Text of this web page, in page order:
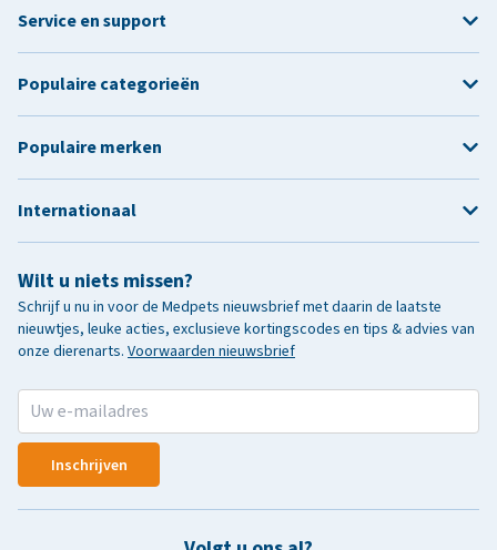
Wilt u niets missen?
Schrijf u nu in voor de Medpets nieuwsbrief met daarin de laatste
nieuwtjes, leuke acties, exclusieve kortingscodes en tips & advies van
onze dierenarts. Voorwaarden nieuwsbrief
Inschrijven
Service en support
Populaire categorieën
Populaire merken
Internationaal